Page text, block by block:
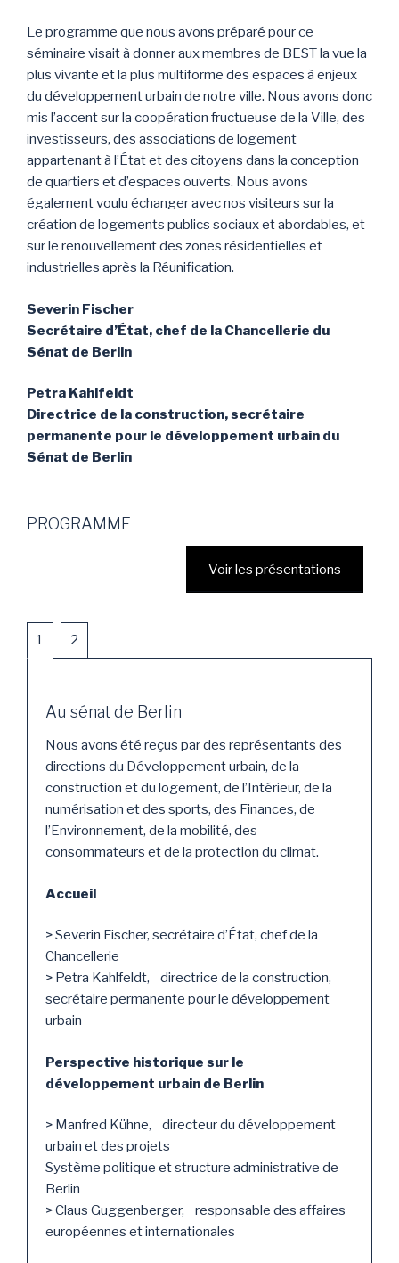
Le programme que nous avons préparé pour ce
séminaire visait à donner aux membres de BEST la vue la
plus vivante et la plus multiforme des espaces à enjeux
du développement urbain de notre ville. Nous avons donc
mis l’accent sur la coopération fructueuse de la Ville, des
investisseurs, des associations de logement
appartenant à l’État et des citoyens dans la conception
de quartiers et d’espaces ouverts. Nous avons
également voulu échanger avec nos visiteurs sur la
création de logements publics sociaux et abordables, et
sur le renouvellement des zones résidentielles et
industrielles après la Réunification.
Severin Fischer
Secrétaire d’État, chef de la Chancellerie du
Sénat de Berlin
Petra Kahlfeldt
Directrice de la construction, secrétaire
permanente pour le développement urbain du
Sénat de Berlin
PROGRAMME
Voir les présentations
1 2
Au sénat de Berlin
Nous avons été reçus par des représentants des
directions du Développement urbain, de la
construction et du logement, de l’Intérieur, de la
numérisation et des sports, des Finances, de
l’Environnement, de la mobilité, des
consommateurs et de la protection du climat.
Accueil
> Severin Fischer, secrétaire d’État, chef de la
Chancellerie
> Petra Kahlfeldt, directrice de la construction,
secrétaire permanente pour le développement
urbain
Perspective historique sur le
développement urbain de Berlin
> Manfred Kühne, directeur du développement
urbain et des projets
Système politique et structure administrative de
Berlin
> Claus Guggenberger, responsable des affaires
européennes et internationales